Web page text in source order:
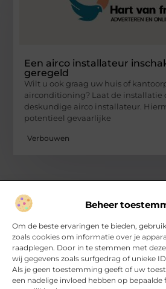
Beheer
Om de beste ervaringen te bieden,
zoals cookies om informatie over je
raadplegen. Door in te stemmen met
wij gegevens zoals surfgedrag of unieke
Als je geen toestemming geeft of uw
een nadelige invloed hebben op bepaalde
Een airco installateur
geregeld
Wilt u ook graag uw huis of
airconditioning? Laat de installatie
deskundige airco installateur.
potentieel gevaarlijke
Verbouwen
Over Hartvanfrankrijk
Jouw gids voor inspirerende verhalen
Verken een divers aanbod aan blogs
tips tot fascinerende ontdekkingen,
HartvanFrankrijk.nl.